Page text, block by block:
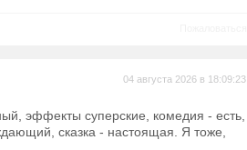
04 августа 2026 в 18:09:23
эффекты суперские, комедия - есть,
сказка - настоящая. Я тоже,